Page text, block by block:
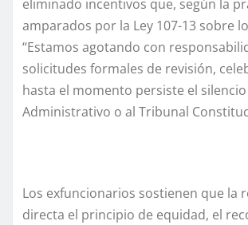
eliminado incentivos que, según la
amparados por la Ley 107-13 sobre
“Estamos agotando con
solicitudes formales de revisión,
hasta el momento persiste el
Administrativo o al Tribunal
Los exfuncionarios sostienen que la
directa el principio de equidad, el